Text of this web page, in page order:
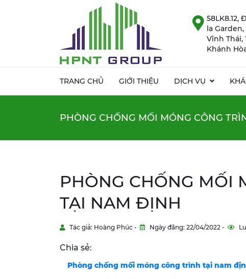
TRANG CHỦ GIỚI THIỆU DỊCH VỤ
58LK8.12,
la
Vĩnh Thái,
Khánh
PHÒNG CHỐNG MỐI MÓNG CÔNG
PHÒNG CHỐNG MỐI
TẠI NAM ĐỊNH
Tác giả: Hoàng Phúc - Ngày đăng: 22/04/2022 -
Chia sẻ:
Phòng chống mối móng công trình tại nam